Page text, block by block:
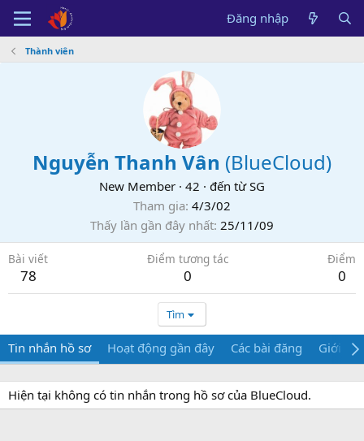
Đăng nhập
Thành viên
Nguyễn Thanh Vân (BlueCloud)
New Member · 42 · đến từ SG
Tham gia 4/3/02
Thấy lần gần đây nhất 25/11/09
Bài viết
78
Điểm tương tác
0
Điểm
0
Tìm
Tin nhắn hồ sơ Hoạt động gần đây Các bài đăng Giới
Hiện tại không có tin nhắn trong hồ sơ của BlueCloud.